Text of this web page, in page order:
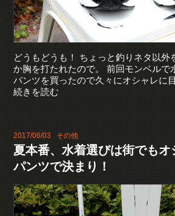
どうもどうも！ ちょっと釣りネタ以外
か胸を打たれたので。 前回モンベルで
パンツを買ったので久々にオシャレに
続きを読む
2017/06/03 その他
夏本番、水着選びは街でもオ
パンツで決まり！